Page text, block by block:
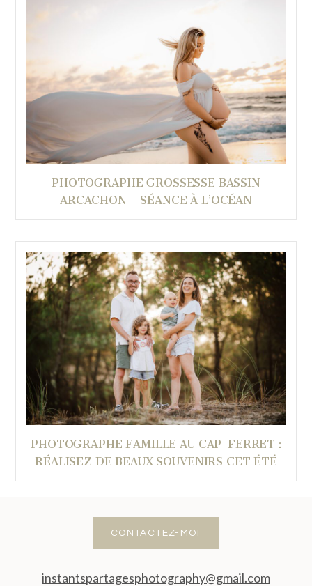
PHOTOGRAPHE GROSSESSE BASSIN
ARCACHON – SÉANCE À L’OCÉAN
PHOTOGRAPHE FAMILLE AU CAP-FERRET :
RÉALISEZ DE BEAUX SOUVENIRS CET ÉTÉ
CONTACTEZ-MOI
instantspartagesphotography@gmail.com